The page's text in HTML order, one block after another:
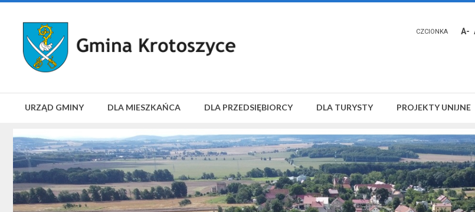
CZCIONKA A-
URZĄD GMINY DLA MIESZKAŃCA DLA PRZEDSIĘBIORCY DLA TURYSTY PROJEKTY UNIJNE